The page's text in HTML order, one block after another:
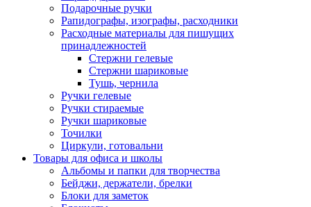
Подарочные ручки
Рапидографы, изографы, расходники
Расходные материалы для пишущих
принадлежностей
Стержни гелевые
Стержни шариковые
Тушь, чернила
Ручки гелевые
Ручки стираемые
Ручки шариковые
Точилки
Циркули, готовальни
Товары для офиса и школы
Альбомы и папки для творчества
Бейджи, держатели, брелки
Блоки для заметок